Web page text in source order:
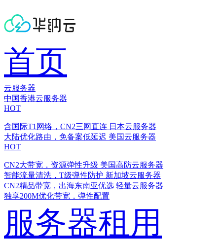
首页
云服务器
中国香港云服务器
HOT
含国际T1网络，CN2三网直连 日本云服务器
大陆优化路由，免备案低延迟 美国云服务器
HOT
CN2大带宽，资源弹性升级 美国高防云服务器
智能流量清洗，T级弹性防护 新加坡云服务器
CN2精品带宽，出海东南亚优选 轻量云服务器
独享200M优化带宽，弹性配置
服务器租用